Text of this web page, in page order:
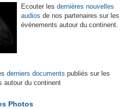
Ecouter les dernières nouvelles
audios de nos partenaires sur les
événements autour du continent.
derniers documents publiés sur les
autour du continent
Photos